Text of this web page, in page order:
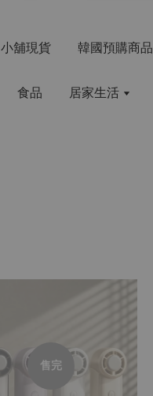
小舖現貨 韓國預購商品
食品 居家生活
售完